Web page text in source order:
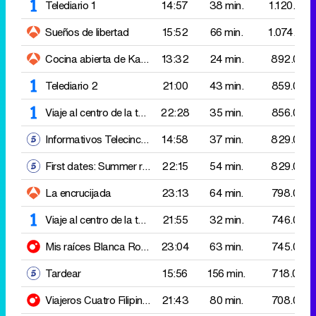
Viaje al centro de la tele: Grandes éxitos
Los nº1 de los 70
22:28 35 min.
856.000
Informativos Telecinco 15:00
14:58 37 min.
829.000
First dates: Summer resort
22:15 54 min.
829.000
La encrucijada
23:13 64 min.
798.000
Viaje al centro de la tele Los momentazos de Íñigo
21:55 32 min.
746.000
Mis raícesBlanca Romero 23:04 63 min.
745.000
Tardear
15:56 156 min.
718.000
Viajeros CuatroFilipinas 21:43 80 min.
708.000
Y ahora, Sonsoles
17:00 192 min.
699.000
Informativos Telecinco 21:00
21:10 31 min.
693.000
Futuro imperfectoA tomar fresco 23:04 70 min.
693.000
Mañaneros 360
14:20 36 min. 690.000